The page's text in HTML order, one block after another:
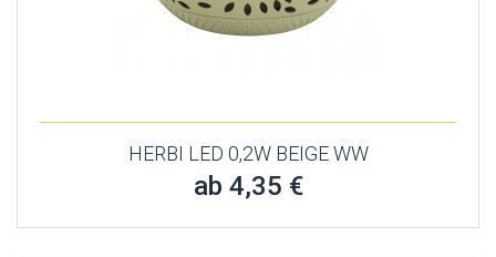
HERBI LED 0,2W BEIGE WW
ab 4,35 €